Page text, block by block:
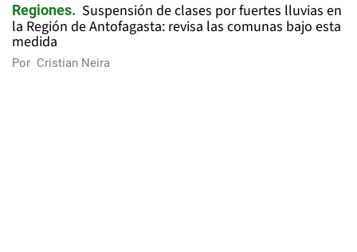
Regiones
Suspensión de clases por fuertes lluvias en
la Región de Antofagasta: revisa las comunas bajo esta
medida
Por Cristian Neira